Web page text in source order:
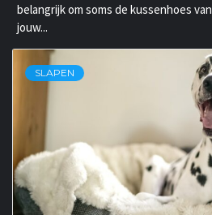
belangrijk om soms de kussenhoes van
jouw...
SLAPEN